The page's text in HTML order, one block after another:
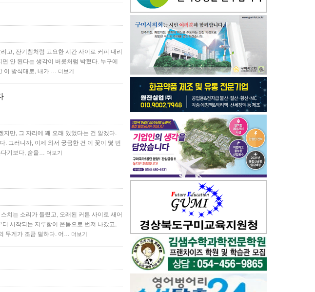
고, 잔기침처럼 고요한 시간 사이로 커피 내리
안 된다는 생각이 버릇처럼 박혔다. 누구에
이 방식대로, 내가 … 더보기
지만, 그 자리에 꽤 오래 있었다는 건 알겠다.
. 그러니까, 이제 와서 궁금한 건 이 꽃이 몇 번
다기보다, 숨을… 더보기
치는 소리가 들렸고, 오래된 커튼 사이로 새어
시작되는 지루함이 온몸으로 번져 나갔고,
무게가 조금 덜하다. 어… 더보기